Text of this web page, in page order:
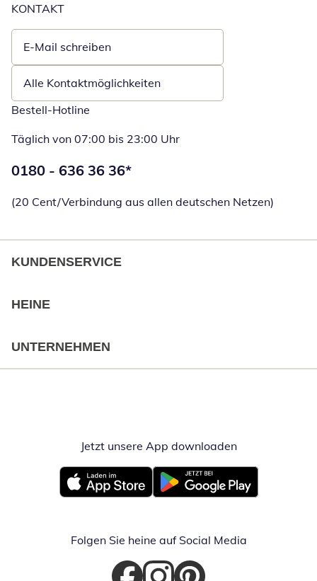
KONTAKT
E-Mail schreiben
Öffnet E-Mail-Client
Alle Kontaktmöglichkeiten
Bestell-Hotline
Täglich von 07:00 bis 23:00 Uhr
Telefonnummer:
0180 - 636 36 36*
(20 Cent/Verbindung aus allen deutschen Netzen)
KUNDENSERVICE
HEINE
UNTERNEHMEN
Jetzt unsere App downloadenÖffnet in
Öffnet in neuem FensterÖffnet in neuem Fenster
Folgen Sie heine auf Social Media